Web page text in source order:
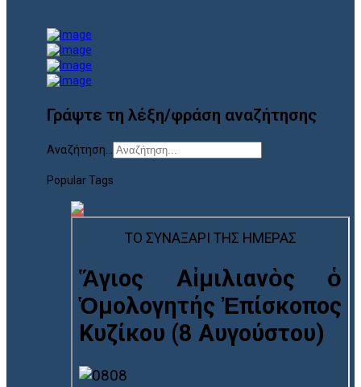
Γράψτε τη λέξη/φράση αναζήτησης
Αναζήτηση...
Popular Tags